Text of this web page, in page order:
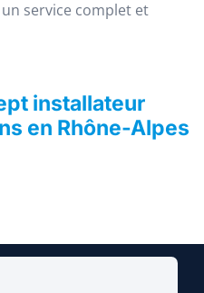
service complet et
installateur
en Rhône-Alpes